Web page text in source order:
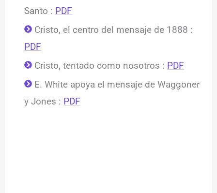
Santo : PDF
Cristo, el centro del mensaje de 1888 :
PDF
Cristo, tentado como nosotros : PDF
E. White apoya el mensaje de Waggoner
y Jones : PDF